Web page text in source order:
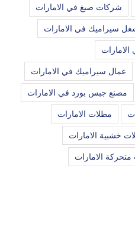
شركات صبغ في الامارات
سيراميك في الامارات
عمال سيراميك في الامارات
مصنع جبس بورد في الامارات
مظلات الامارات
خشبية الامارات
الامارات